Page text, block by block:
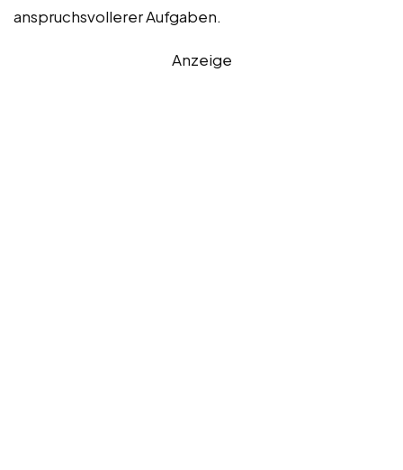
anspruchsvollerer Aufgaben.
Anzeige